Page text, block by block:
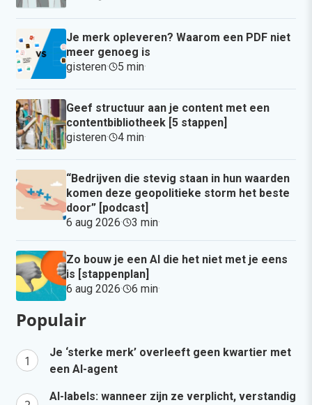
Je merk opleveren? Waarom een PDF niet
meer genoeg is
gisteren· 5 min·
Geef structuur aan je content met een
contentbibliotheek [5 stappen]
gisteren· 4 min·
“Bedrijven die stevig staan in hun waarden
komen deze geopolitieke storm het beste
door” [podcast]
6 aug 2026· 3 min·
Zo bouw je een AI die het niet met je eens
is [stappenplan]
6 aug 2026· 6 min·
Populair
Je ‘sterke merk’ overleeft geen kwartier met
een AI-agent
AI-labels: wanneer zijn ze verplicht, verstandig